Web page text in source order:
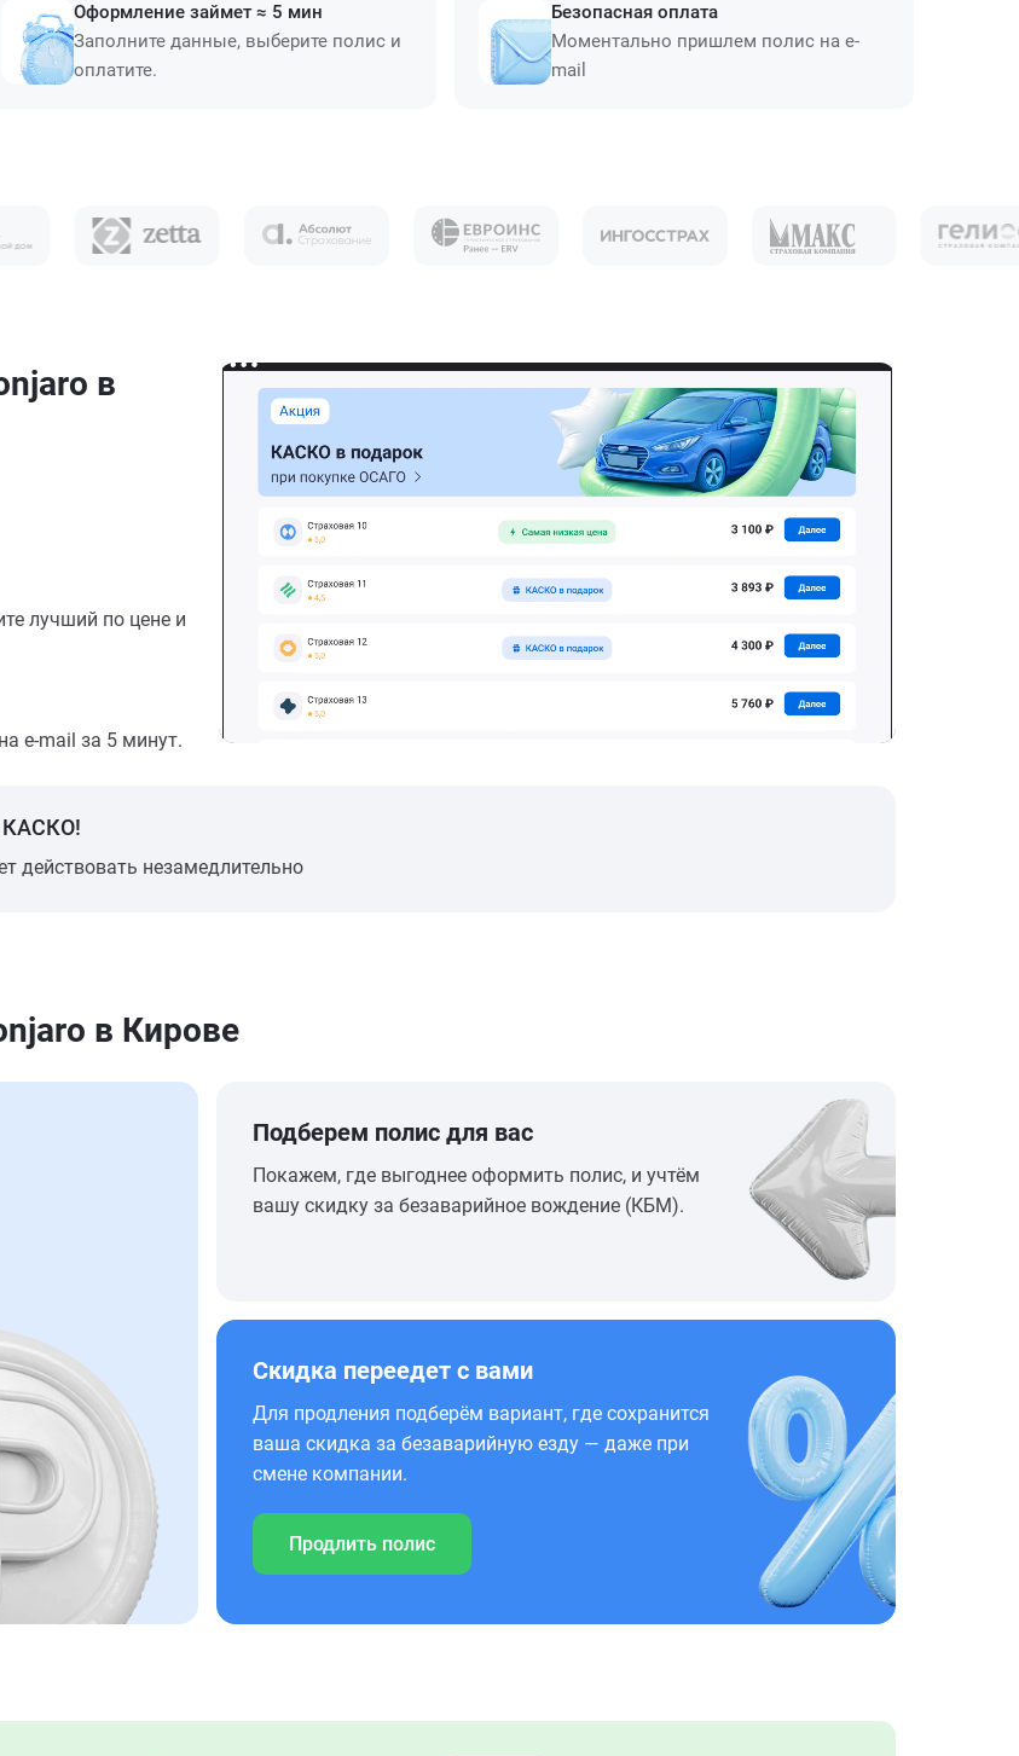
Оформление займет ≈ 5 мин
Заполните данные, выберите полис и
оплатите.
Безопасная оплата
Моментально пришлем полис на e-
mail
в
лучший по цене и
e-mail за 5 минут.
КАСКО!
действовать незамедлительно
в Кирове
Подберем полис для вас
Покажем, где выгоднее оформить полис, и учтём
вашу скидку за безаварийное вождение (КБМ).
Скидка переедет с вами
Для продления подберём вариант, где сохранится
ваша скидка за безаварийную езду — даже при
смене компании.
Продлить полис